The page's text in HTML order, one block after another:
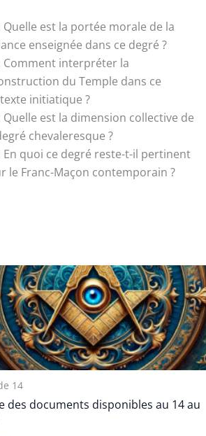
Quelle est la portée morale de la
enseignée dans ce degré ?
Comment interpréter la
du Temple dans ce
initiatique ?
Quelle est la dimension collective de
chevaleresque ?
En quoi ce degré reste-t-il pertinent
le Franc-Maçon contemporain ?
14
des documents disponibles au 14 au